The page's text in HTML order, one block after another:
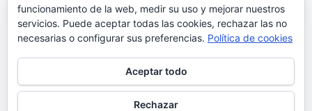
Show Wax
Winter Edition
funcionamiento de la web, medir su uso y mejorar nuestros
servicios. Puede aceptar todas las cookies, rechazar las no
necesarias o configurar sus preferencias. Política de cookies
Aceptar todo
Rechazar